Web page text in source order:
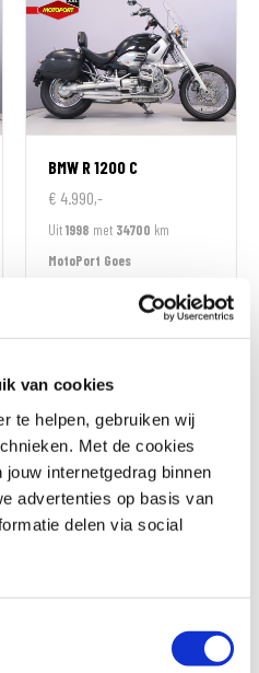
van cookies
te helpen, gebruiken wij
Met de cookies
internetgedrag binnen
advertenties op basis van
delen via social
BMW R 1200 C
€ 4.990,-
Uit1998 met 34700 km
MotoPort Goes
Honda
CBR 650 R
€ 11.799,-